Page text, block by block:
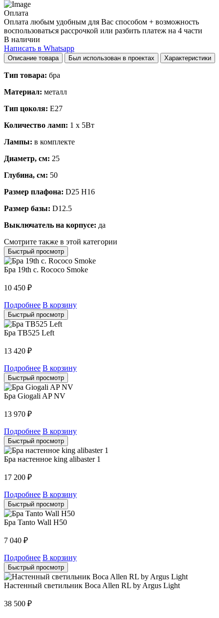
Оплата
Оплата любым удобным для Вас способом + возможность
воспользоваться рассрочкой или разбить платеж на 4 части
В наличии
Написать в Whatsapp
Описание товара Был использован в проектах Характеристики
Тип товара: бра
Материал: металл
Тип цоколя: E27
Количество ламп: 1 x 5Вт
Лампы: в комплекте
Диаметр, см: 25
Глубина, см: 50
Размер плафона: D25 H16
Размер базы: D12.5
Выключатель на корпусе: да
Смотрите также в этой категории
Быстрый просмотр
Бра 19th c. Rococo Smoke
10 450 ₽
Подробнее В корзину
Быстрый просмотр
Бра TB525 Left
13 420 ₽
Подробнее В корзину
Быстрый просмотр
Бра Giogali AP NV
13 970 ₽
Подробнее В корзину
Быстрый просмотр
Бра настенное king alibaster 1
17 200 ₽
Подробнее В корзину
Быстрый просмотр
Бра Tanto Wall H50
7 040 ₽
Подробнее В корзину
Быстрый просмотр
Настенный светильник Boca Allen RL by Argus Light
38 500 ₽